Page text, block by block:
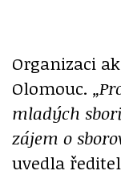
Organizaci
Olomouc.
mladých
zájem o
uvedla